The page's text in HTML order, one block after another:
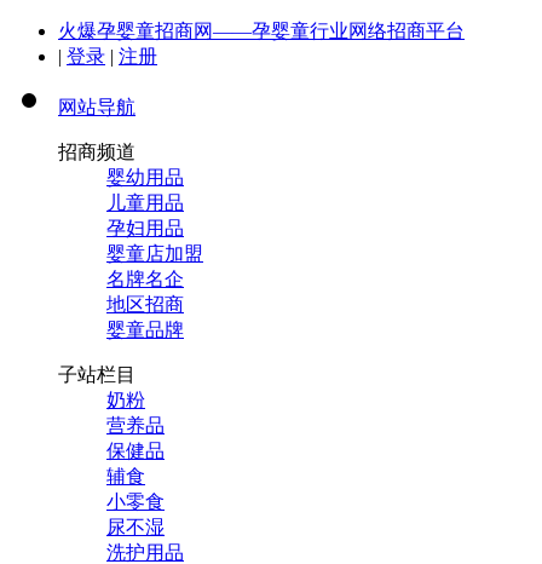
火爆孕婴童招商网——孕婴童行业网络招商平台
| 登录 | 注册
网站导航
招商频道
婴幼用品
儿童用品
孕妇用品
婴童店加盟
名牌名企
地区招商
婴童品牌
子站栏目
奶粉
营养品
保健品
辅食
小零食
尿不湿
洗护用品